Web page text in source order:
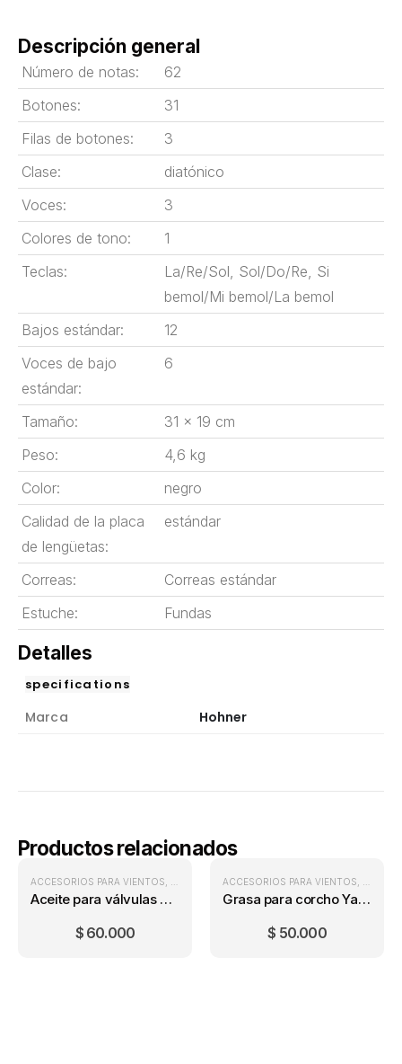
Descripción general
Número de notas:
62
Botones:
31
Filas de botones:
3
Clase:
diatónico
Voces:
3
Colores de tono:
1
Teclas:
La/Re/Sol, Sol/Do/Re, Si
bemol/Mi bemol/La bemol
Bajos estándar:
12
Voces de bajo
estándar:
6
Tamaño:
31 x 19 cm
Peso:
4,6 kg
Color:
negro
Calidad de la placa
de lengüetas:
estándar
Correas:
Correas estándar
Estuche:
Fundas
Detalles
specifications
Marca Hohner
Productos relacionados
ACCESORIOS PARA VIENTOS
Aceite para válvulas Yamaha Light
$60.000
ACCESORIOS PARA VIENTOS
Grasa para corcho Yamaha Cork Grease 10 Gr
$ 50.000